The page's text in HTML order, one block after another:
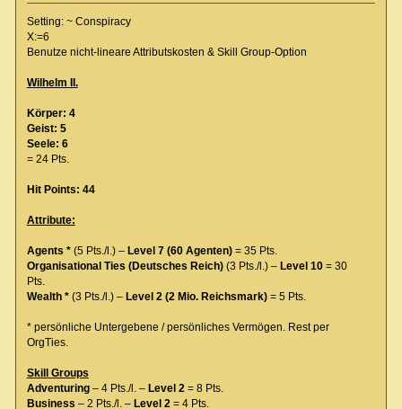
Setting: ~ Conspiracy
X:=6
Benutze nicht-lineare Attributskosten & Skill Group-Option
Wilhelm II.
Körper: 4
Geist: 5
Seele: 6
= 24 Pts.
Hit Points: 44
Attribute:
Agents *(5 Pts./l.) – Level 7 (60 Agenten)= 35 Pts.
Organisational Ties (Deutsches Reich)(3 Pts./l.) – Level 10= 30
Pts.
Wealth *(3 Pts./l.) – Level 2 (2 Mio. Reichsmark)= 5 Pts.
* persönliche Untergebene / persönliches Vermögen. Rest per
OrgTies.
Skill Groups
Adventuring– 4 Pts./l. – Level 2= 8 Pts.
Business – 2 Pts./l. – Level 2= 4 Pts.